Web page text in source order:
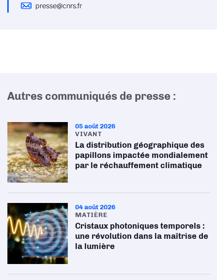
presse@cnrs.fr
Autres communiqués de presse :
05 août 2026
VIVANT
La distribution géographique des
papillons impactée mondialement
par le réchauffement climatique
04 août 2026
MATIÈRE
Cristaux photoniques temporels :
une révolution dans la maîtrise de
la lumière